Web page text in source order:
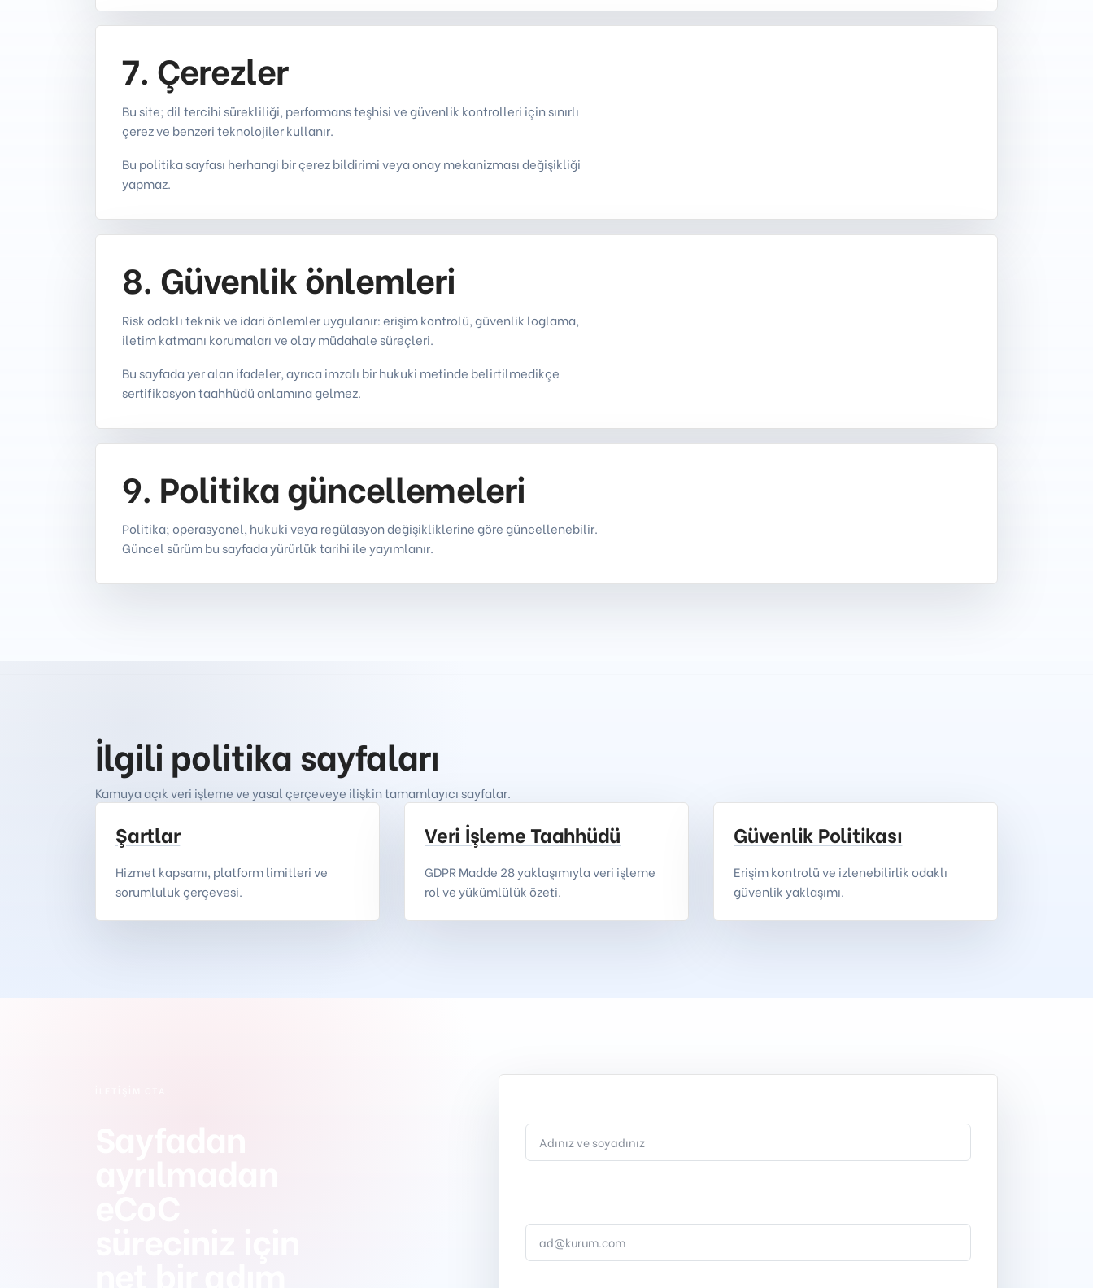
7. Çerezler
Bu site; dil tercihi sürekliliği, performans teşhisi ve güvenlik kontrolleri için sınırlı
çerez ve benzeri teknolojiler kullanır.
Bu politika sayfası herhangi bir çerez bildirimi veya onay mekanizması değişikliği
yapmaz.
8. Güvenlik önlemleri
Risk odaklı teknik ve idari önlemler uygulanır: erişim kontrolü, güvenlik loglama,
iletim katmanı korumaları ve olay müdahale süreçleri.
Bu sayfada yer alan ifadeler, ayrıca imzalı bir hukuki metinde belirtilmedikçe
sertifikasyon taahhüdü anlamına gelmez.
9. Politika güncellemeleri
Politika; operasyonel, hukuki veya regülasyon değişikliklerine göre güncellenebilir.
Güncel sürüm bu sayfada yürürlük tarihi ile yayımlanır.
İlgili politika sayfaları
Kamuya açık veri işleme ve yasal çerçeveye ilişkin tamamlayıcı sayfalar.
Şartlar
Hizmet kapsamı, platform limitleri ve
sorumluluk çerçevesi.
Veri İşleme Taahhüdü
GDPR Madde 28 yaklaşımıyla veri işleme
rol ve yükümlülük özeti.
Güvenlik Politikası
Erişim kontrolü ve izlenebilirlik odaklı
güvenlik yaklaşımı.